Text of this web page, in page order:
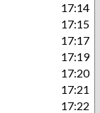
17:14
17:15
17:17
17:19
17:20
17:21
17:22